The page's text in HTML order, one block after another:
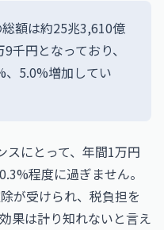
額は約25兆3,610億
千円となっており、
、5.0%増加してい
スにとって、年間1万円
程度に過ぎません。
が受けられ、税負担を
果は計り知れないと言え